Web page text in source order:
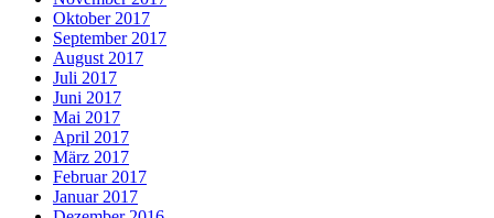
Oktober 2017
September 2017
August 2017
Juli 2017
Juni 2017
Mai 2017
April 2017
März 2017
Februar 2017
Januar 2017